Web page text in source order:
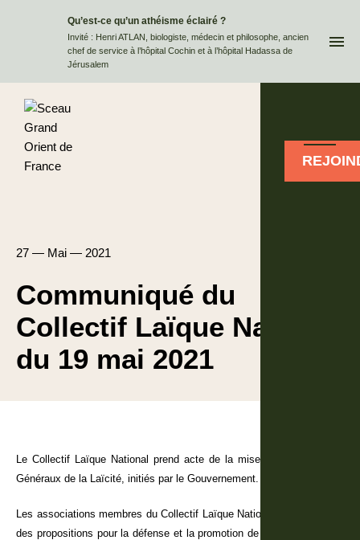
Qu’est-ce qu’un athéisme éclairé ?
Invité : Henri ATLAN, biologiste, médecin et philosophe, ancien
chef de service à l’hôpital Cochin et à l’hôpital Hadassa de
Jérusalem
27 — Mai — 2021
Communiqué du
Collectif Laïque National
du 19 mai 2021
Le Collectif Laïque National prend acte de la mise en place d’États
Généraux de la Laïcité, initiés par le Gouvernement.
Les associations membres du Collectif Laïque National rappellent que
des propositions pour la défense et la promotion de la laïcité ont déjà